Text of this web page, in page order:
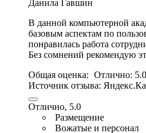
Данила Гавшин
В данной компьютерной
базовым аспектам по
понравилась работа
Без сомнений рекомендую
Общая оценка: Отлично: 5.0
Источник отзыва:
Отлично, 5.0
Размещение
Вожатые и персонал